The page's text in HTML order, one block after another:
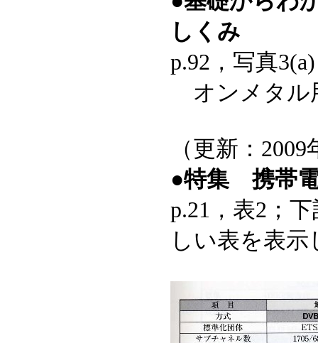
しくみ
p.92，写真
オンメタル
（更新：
●特集 携帯
p.21，表2；
しい表を表示